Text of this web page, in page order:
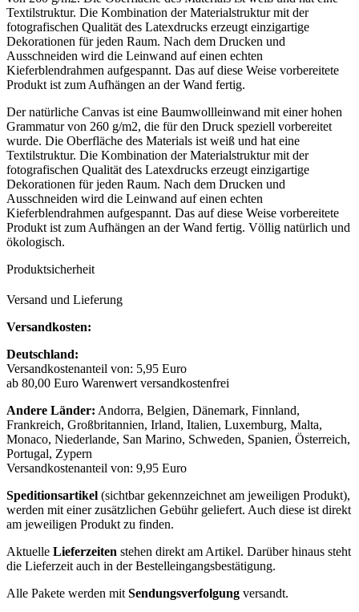
Textilstruktur. Die Kombination der Materialstruktur mit der
fotografischen Qualität des Latexdrucks erzeugt einzigartige
Dekorationen für jeden Raum. Nach dem Drucken und
Ausschneiden wird die Leinwand auf einen echten
Kieferblendrahmen aufgespannt. Das auf diese Weise vorbereitete
Produkt ist zum Aufhängen an der Wand fertig.
Der natürliche Canvas ist eine Baumwollleinwand mit einer hohen
Grammatur von 260 g/m2, die für den Druck speziell vorbereitet
wurde. Die Oberfläche des Materials ist weiß und hat eine
Textilstruktur. Die Kombination der Materialstruktur mit der
fotografischen Qualität des Latexdrucks erzeugt einzigartige
Dekorationen für jeden Raum. Nach dem Drucken und
Ausschneiden wird die Leinwand auf einen echten
Kieferblendrahmen aufgespannt. Das auf diese Weise vorbereitete
Produkt ist zum Aufhängen an der Wand fertig. Völlig natürlich und
ökologisch.
Produktsicherheit
Versand und Lieferung
Versandkosten:
Deutschland:
Versandkostenanteil von: 5,95 Euro
ab 80,00 Euro Warenwert versandkostenfrei
Andere Länder: Andorra, Belgien, Dänemark, Finnland,
Frankreich, Großbritannien, Irland, Italien, Luxemburg, Malta,
Monaco, Niederlande, San Marino, Schweden, Spanien, Österreich,
Portugal, Zypern
Versandkostenanteil von: 9,95 Euro
Speditionsartikel (sichtbar gekennzeichnet am jeweiligen Produkt),
werden mit einer zusätzlichen Gebühr geliefert. Auch diese ist direkt
am jeweiligen Produkt zu finden.
Aktuelle Lieferzeiten stehen direkt am Artikel. Darüber hinaus steht
die Lieferzeit auch in der Bestelleingangsbestätigung.
Alle Pakete werden mit Sendungsverfolgung versandt.